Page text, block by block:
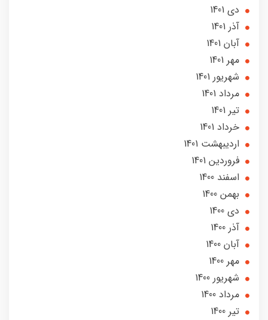
دی 1401
آذر 1401
آبان 1401
مهر 1401
شهریور 1401
مرداد 1401
تير 1401
خرداد 1401
ارديبهشت 1401
فروردین 1401
اسفند 1400
بهمن 1400
دی 1400
آذر 1400
آبان 1400
مهر 1400
شهریور 1400
مرداد 1400
تير 1400